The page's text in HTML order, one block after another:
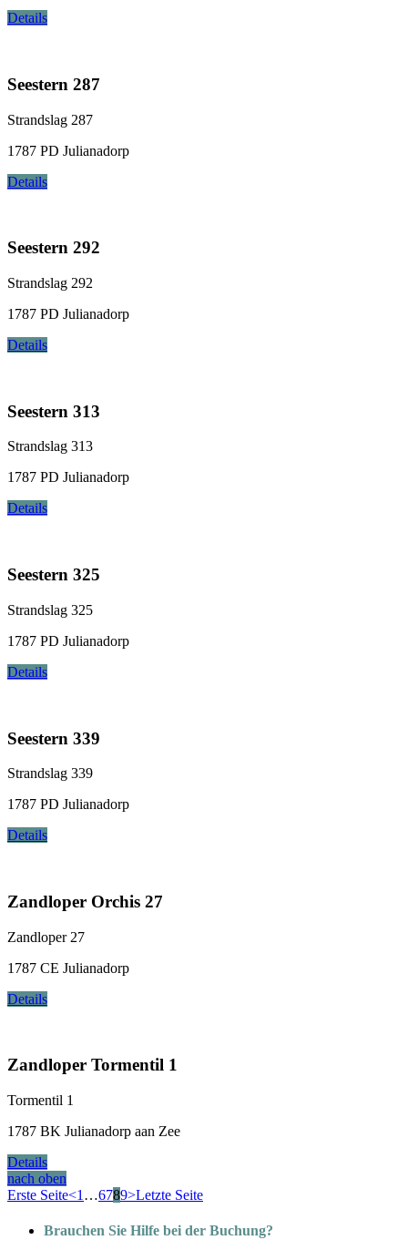
Details
Seestern 287
Strandslag 287
1787 PD Julianadorp
Details
Seestern 292
Strandslag 292
1787 PD Julianadorp
Details
Seestern 313
Strandslag 313
1787 PD Julianadorp
Details
Seestern 325
Strandslag 325
1787 PD Julianadorp
Details
Seestern 339
Strandslag 339
1787 PD Julianadorp
Details
Zandloper Orchis 27
Zandloper 27
1787 CE Julianadorp
Details
Zandloper Tormentil 1
Tormentil 1
1787 BK Julianadorp aan Zee
Details
nach oben
Erste Seite<1 …6789>Letzte Seite
Brauchen Sie Hilfe bei der Buchung?